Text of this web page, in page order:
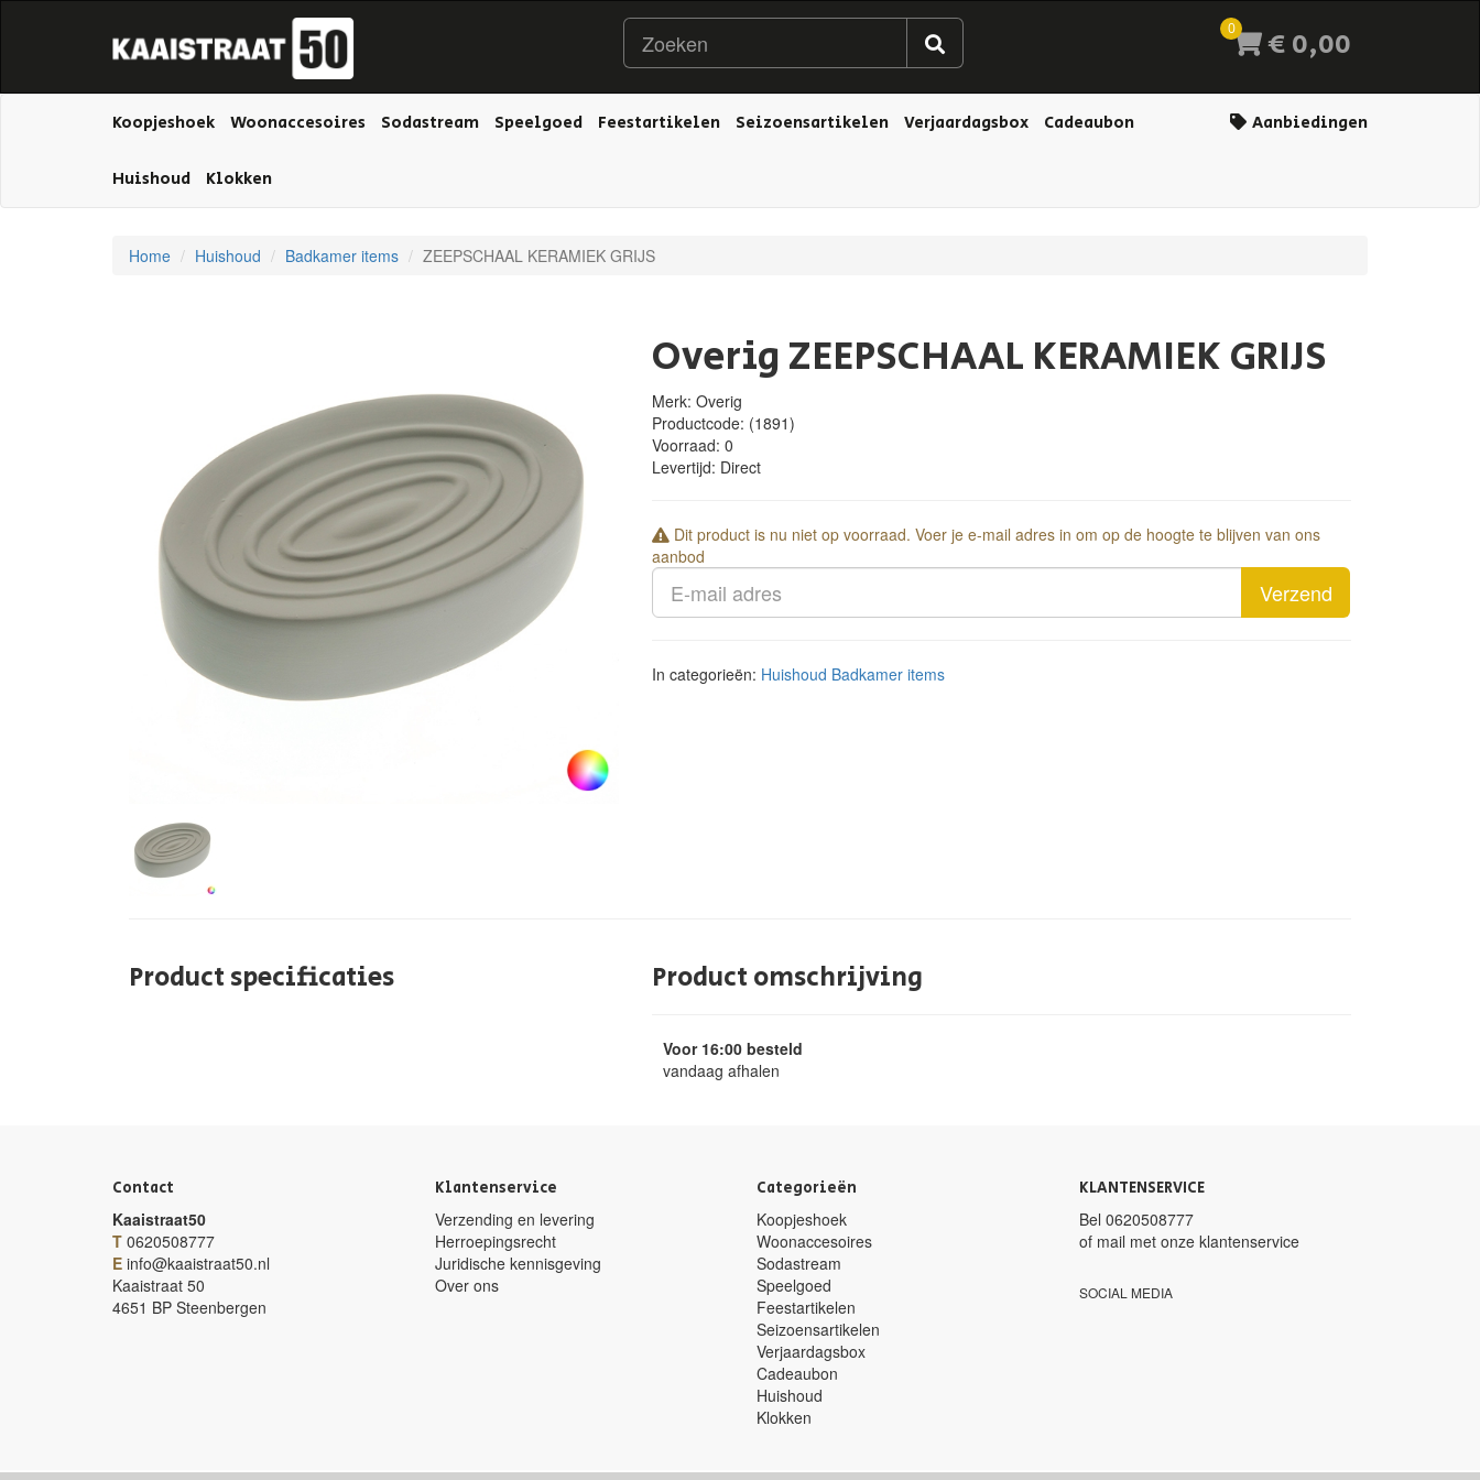
€ 0,00
0
Aanbiedingen
Koopjeshoek Woonaccesoires Sodastream Speelgoed Feestartikelen Seizoensartikelen Verjaardagsbox Cadeaubon
Huishoud Klokken
Home Huishoud Badkamer items ZEEPSCHAAL KERAMIEK GRIJS
Overig ZEEPSCHAAL KERAMIEK GRIJS
Merk: Overig
Productcode: (1891)
Voorraad: 0
Levertijd: Direct
Dit product is nu niet op voorraad. Voer je e-mail adres in om op de hoogte te blijven van ons
aanbod
Verzend
In categorieën: Huishoud Badkamer items
Product specificaties Product omschrijving
Voor 16:00 besteld
vandaag afhalen
Contact
Kaaistraat50
T 0620508777
E info@kaaistraat50.nl
Kaaistraat 50
4651 BP Steenbergen
Klantenservice
Verzending en levering
Herroepingsrecht
Juridische kennisgeving
Over ons
Categorieën
Koopjeshoek
Woonaccesoires
Sodastream
Speelgoed
Feestartikelen
Seizoensartikelen
Verjaardagsbox
Cadeaubon
Huishoud
Klokken
KLANTENSERVICE
Bel 0620508777
of mail met onze klantenservice
SOCIAL MEDIA